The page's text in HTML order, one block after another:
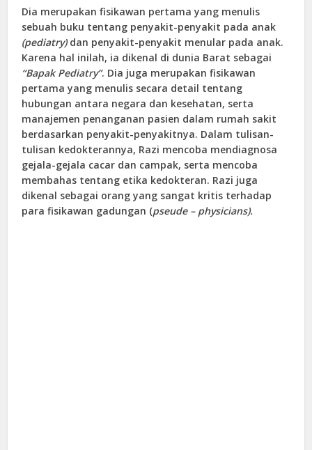
Dia merupakan fisikawan pertama yang menulis
sebuah buku tentang penyakit-penyakit pada anak
(pediatry)dan penyakit-penyakit menular pada anak.
Karena hal inilah, ia dikenal di dunia Barat sebagai
“Bapak Pediatry”. Dia juga merupakan fisikawan
pertama yang menulis secara detail tentang
hubungan antara negara dan kesehatan, serta
manajemen penanganan pasien dalam rumah sakit
berdasarkan penyakit-penyakitnya. Dalam tulisan-
tulisan kedokterannya, Razi mencoba mendiagnosa
gejala-gejala cacar dan campak, serta mencoba
membahas tentang etika kedokteran. Razi juga
dikenal sebagai orang yang sangat kritis terhadap
para fisikawan gadungan (pseude – physicians).